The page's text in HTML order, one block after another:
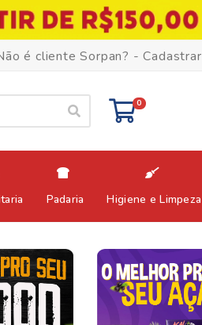
é cliente Sorpan? - Cadastrar
0
Padaria Higiene e Limpeza